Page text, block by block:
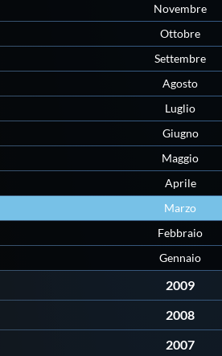
Novembre
Ottobre
Settembre
Agosto
Luglio
Giugno
Maggio
Aprile
Marzo
Febbraio
Gennaio
2009
2008
2007